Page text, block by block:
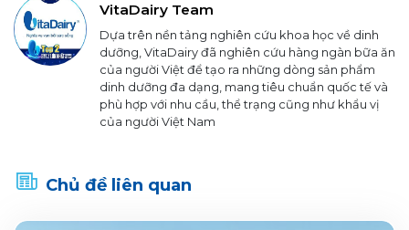
VitaDairy Team
Dựa trên nền tảng nghiên cứu khoa học về dinh
dưỡng, VitaDairy đã nghiên cứu hàng ngàn bữa ăn
của người Việt để tạo ra những dòng sản phẩm
dinh dưỡng đa dạng, mang tiêu chuẩn quốc tế và
phù hợp với nhu cầu, thể trạng cũng như khẩu vị
của người Việt Nam
Chủ đề liên quan